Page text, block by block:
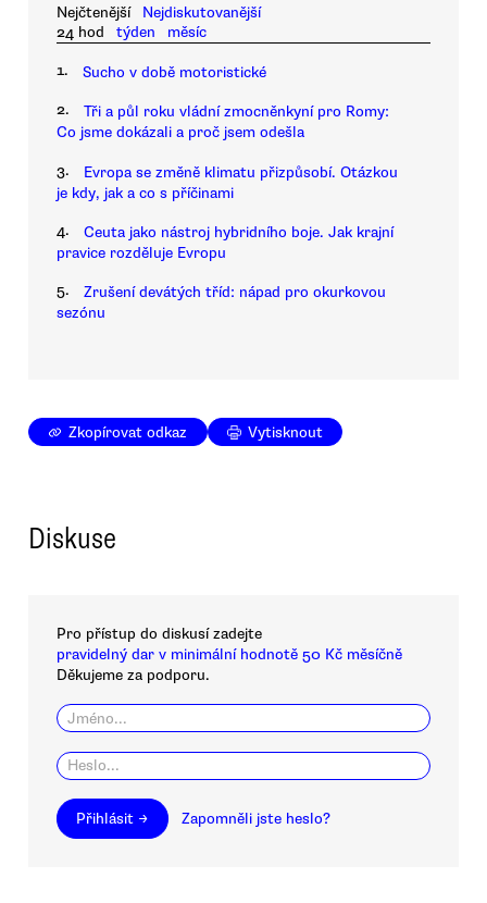
Nejčtenější
Nejdiskutovanější
24 hod
týden měsíc
1. Sucho v době motoristické
2.
Tři a půl roku vládní zmocněnkyní pro Romy:
Co jsme dokázali a proč jsem odešla
3.
Evropa se změně klimatu přizpůsobí. Otázkou
je kdy, jak a co s příčinami
4.
Ceuta jako nástroj hybridního boje. Jak krajní
pravice rozděluje Evropu
5.
Zrušení devátých tříd: nápad pro okurkovou
sezónu
Zkopírovat odkaz Vytisknout
Diskuse
Pro přístup do diskusí zadejte
pravidelný dar v minimální hodnotě 50 Kč měsíčně
Děkujeme za podporu.
Přihlásit → Zapomněli jste heslo?